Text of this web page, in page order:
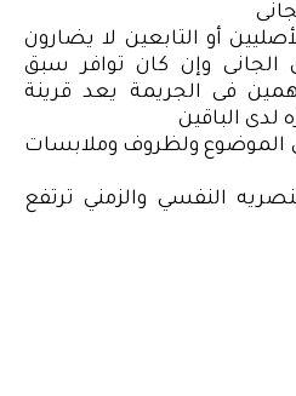
أو التابعين لا يضارون
الجانى وإن كان توافر سبق
فى الجريمة يعد قرينة
لدى الباقين
الموضوع ولظروف وملابسات
النفسي والزمني ترتفع